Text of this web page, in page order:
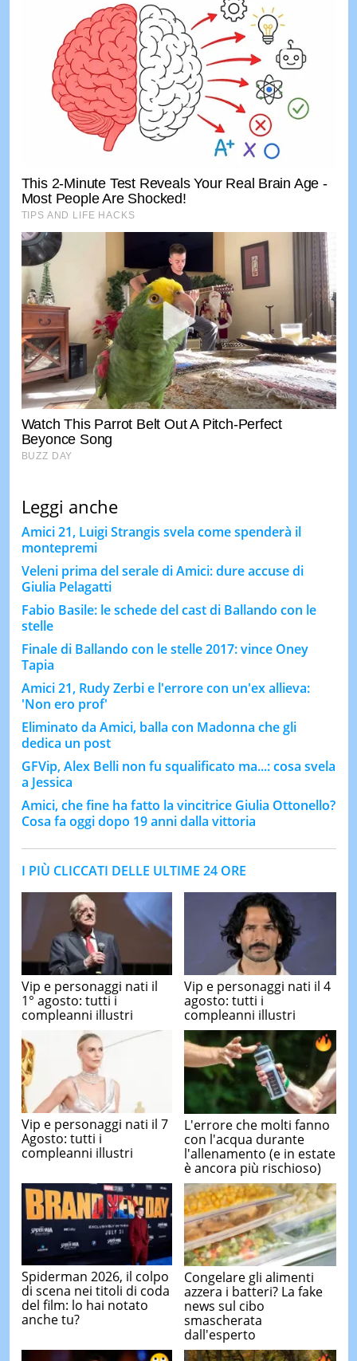
Leggi anche
Amici 21, Luigi Strangis svela come spenderà il
montepremi
Veleni prima del serale di Amici: dure accuse di
Giulia Pelagatti
Fabio Basile: le schede del cast di Ballando con le
stelle
Finale di Ballando con le stelle 2017: vince Oney
Tapia
Amici 21, Rudy Zerbi e l'errore con un'ex allieva:
'Non ero prof'
Eliminato da Amici, balla con Madonna che gli
dedica un post
GFVip, Alex Belli non fu squalificato ma...: cosa svela
a Jessica
Amici, che fine ha fatto la vincitrice Giulia Ottonello?
Cosa fa oggi dopo 19 anni dalla vittoria
I PIÙ CLICCATI DELLE ULTIME 24 ORE
Vip e personaggi nati il
1° agosto: tutti i
compleanni illustri
Vip e personaggi nati il 4
agosto: tutti i
compleanni illustri
Vip e personaggi nati il 7
Agosto: tutti i
compleanni illustri
L'errore che molti fanno
con l'acqua durante
l'allenamento (e in estate
è ancora più rischioso)
Spiderman 2026, il colpo
di scena nei titoli di coda
del film: lo hai notato
anche tu?
Congelare gli alimenti
azzera i batteri? La fake
news sul cibo
smascherata
dall'esperto